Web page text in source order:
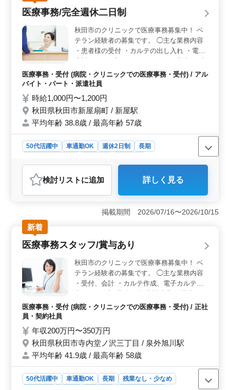
わせた働き方が可能です。 経験を活かして安心スタ
ート 会計事務所での勤務経験があれば年数問わず歓迎
されます。法人や個人の会計帳簿作成や税務申告書作
成、訪問業務など、スキルを活かせる業務内容です。担
当者による丁寧な引き継ぎがあるため、新しい職場でも
安心して業務に慣れることができます。 通勤や待遇
も充実しています マイカー通勤が可能で通勤手当も支
給され、ストレスフリーで通える環境です。賞与は年2回
支給され、雇用・労災・健康・厚生年金に加えて財形制
度も利用可能。幅広い年代が活躍する職場で、安心して
働ける待遇が魅力です。
医療事務/完全週休二日制
秋田市のクリニックで医療事務募集中！ ベ
テラン経験者の募集です。 ◯主な業務内容
・患者様の受付 ・カルテの出し入れ ・電話
内清掃 ・その他上記内容に付随する業務 医
療秘書・医療クラーク・病棟クラークなど、
培ってきたスキルを発揮して頂ける方、ぜひ
ご応募ください！
医療事務・受付 (病院・クリニックでの医療事務・受付) / アル
バイト・パート・派遣社員
時給1,000円〜1,200円
秋田県秋田市新屋扇町 / 新屋駅
平均年齢 38.8歳 / 最高年齢 57歳
50代活躍中 車通勤OK 週休2日制
長期
医療事務・受付
おすすめポイント
＜柔軟な勤務形態と完全週休二日制＞ この求人は、水
曜・日曜・祝日が完全に休みで、年末年始や夏季休暇、
GWなどの長期休暇も充実しています。週3〜5日の勤務が
可能で、9時～13時または14時～18時の選べる勤務時間
帯が特徴です。プライベートを大切にしながら働ける環
境です。 ＜スキルを活かせる業務内容＞ 患者様の
受付やカルテ管理、レセプト入力など医療事務のスキル
を存分に活かせる職場です。医療秘書やクラーク業務の
経験があれば、これまで培ってきた知識や能力を発揮し
やすい環境です。経験者のキャリアアップに最適な求人
です。 ＜働きやすい通勤環境と福利厚生＞ 車通勤
が可能で、通勤手当が月額10,000円まで支給されるた
め、通勤費の負担を軽減できます。残業がなく、定時で
帰れる点も魅力です。さらに、社会保険が完備されてい
るため、長期的に安定して働ける環境が整っています。
検討リスト に追加 詳しく見る
掲載期間 2026/07/16〜2026/10/15
新着
医療事務スタッフ/賞与あり
秋田市のクリニックで医療事務募集中！ ベ
テラン経験者の募集です。 ◯主な業務内容
・受付、会計 ・カルテ作成、電子カルテ入
書・医療クラーク・病棟クラークなど、今ま
募ください！
医療事務・受付 (病院・クリニックでの医療事務・受付) / 正社
員・契約社員
年収200万円〜350万円
秋田県秋田市寺内堂ノ沢三丁目 / 泉外旭川駅
平均年齢 41.9歳 / 最高年齢 58歳
50代活躍中 車通勤OK 長期
残業なし・少なめ